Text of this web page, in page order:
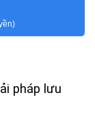
pháp lưu